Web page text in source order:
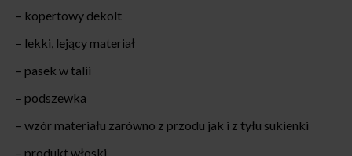
– kopertowy dekolt
– lekki, lejący materiał
– pasek w talii
– podszewka
– wzór materiału zarówno z przodu jak i z tyłu sukienki
– produkt włoski